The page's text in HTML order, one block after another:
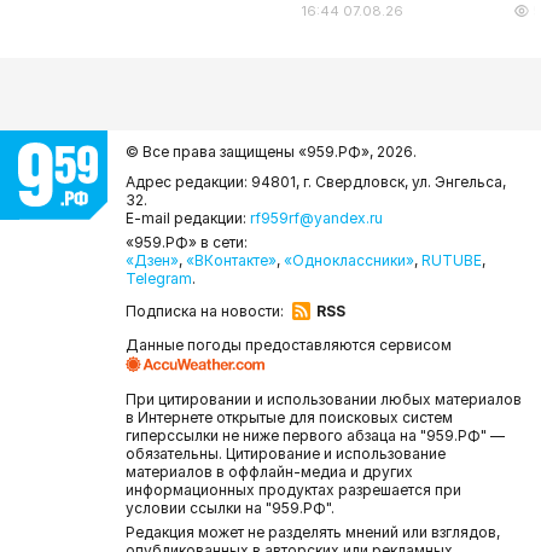
16:44 07.08.26
© Все права защищены «959.РФ», 2026.
Адрес редакции: 94801, г. Свердловск, ул. Энгельса,
32.
E-mail редакции: rf959rf@yandex.ru
«959.РФ» в сети:
«Дзен», «ВКонтакте», «Одноклассники», RUTUBE,
Telegram.
Подписка на новости:
RSS
Данные погоды предоставляются сервисом
При цитировании и использовании любых материалов
в Интернете открытые для поисковых систем
гиперссылки не ниже первого абзаца на "959.РФ" —
обязательны. Цитирование и использование
материалов в оффлайн-медиа и других
информационных продуктах разрешается при
условии ссылки на "959.РФ".
Редакция может не разделять мнений или взглядов,